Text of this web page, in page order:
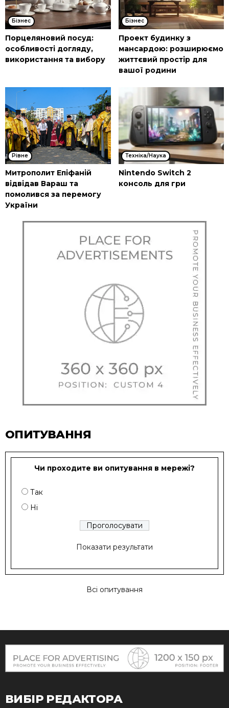
Бізнес
Порцеляновий посуд:
особливості догляду,
використання та вибору
Бізнес
Проект будинку з
мансардою: розширюємо
життєвий простір для
вашої родини
Рівне
Митрополит Епіфаній
відвідав Вараш та
помолився за перемогу
України
Техніка/Наука
Nintendo Switch 2
консоль для гри
ОПИТУВАННЯ
Чи проходите ви опитування в мережі?
Так
Ні
Показати результати
Всі опитування
ВИБІР РЕДАКТОРА